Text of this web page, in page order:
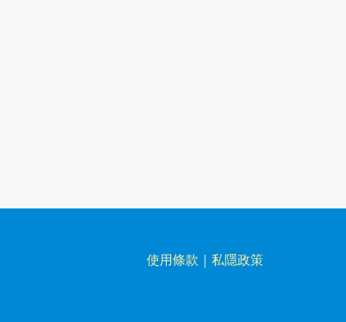
使用條款 ｜ 私隱政策